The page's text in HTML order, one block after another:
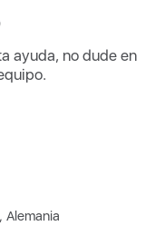
ayuda, no dude en
Alemania